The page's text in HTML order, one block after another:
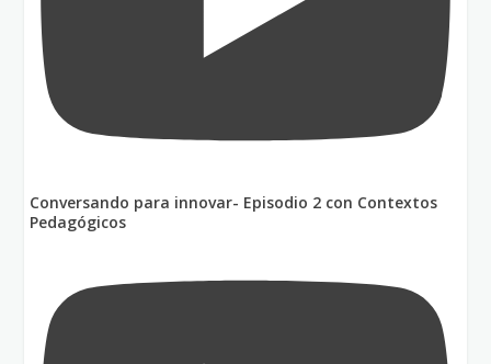
Conversando para innovar- Episodio 2 con Contextos
Pedagógicos